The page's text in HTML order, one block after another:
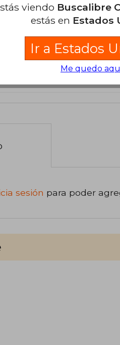
sesión para poder
viendo Buscalibre
estás en Estados
Ir a Estados
Me quedo